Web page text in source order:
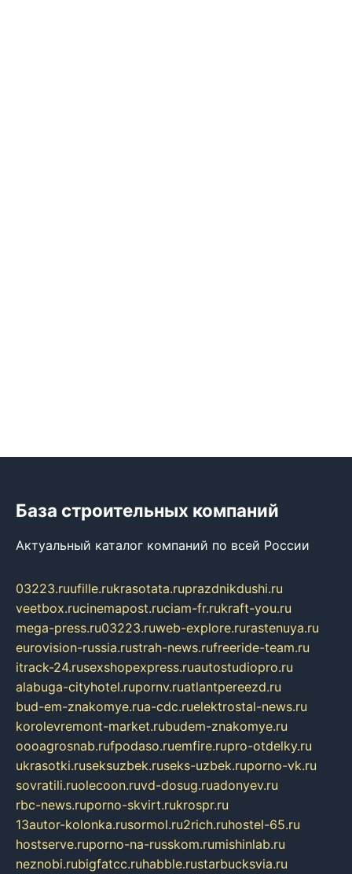
База строительных компаний
Актуальный каталог компаний по всей России
03223.ruufille.rukrasotata.ruprazdnikdushi.ru
veetbox.rucinemapost.ruciam-fr.rukraft-you.ru
mega-press.ru03223.ruweb-explore.rurastenuya.ru
eurovision-russia.rustrah-news.rufreeride-team.ru
itrack-24.rusexshopexpress.ruautostudiopro.ru
alabuga-cityhotel.rupornv.ruatlantpereezd.ru
bud-em-znakomye.rua-cdc.ruelektrostal-news.ru
korolevremont-market.rubudem-znakomye.ru
oooagrosnab.rufpodaso.ruemfire.rupro-otdelky.ru
ukrasotki.ruseksuzbek.ruseks-uzbek.ruporno-vk.ru
sovratili.ruolecoon.ruvd-dosug.ruadonyev.ru
rbc-news.ruporno-skvirt.rukrospr.ru
13autor-kolonka.rusormol.ru2rich.ruhostel-65.ru
hostserve.ruporno-na-russkom.rumishinlab.ru
neznobi.rubigfatcc.ruhabble.rustarbucksvia.ru